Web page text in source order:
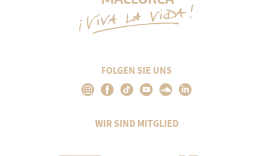
FOLGEN SIE UNS
WIR SIND MITGLIED